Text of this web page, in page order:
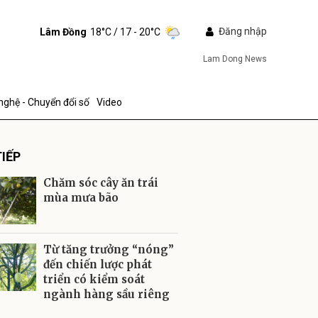
Lâm Đồng 18°C/ 17 - 20°C Đăng nhập
Lam Dong News
- Chuyển đổi số Video
Chăm sóc cây ăn trái
mùa mưa bão
Từ tăng trưởng “nóng”
đến chiến lược phát
triển có kiểm soát
ngành hàng sầu riêng